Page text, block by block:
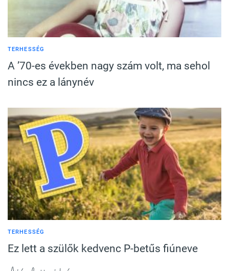
TERHESSÉG
A ’70-es években nagy szám volt, ma sehol
nincs ez a lánynév
TERHESSÉG
Ez lett a szülők kedvenc P-betűs fiúneve